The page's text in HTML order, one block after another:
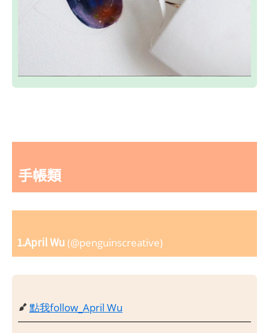
手帳類
1.April Wu(@penguinscreative)
點我follow_April Wu